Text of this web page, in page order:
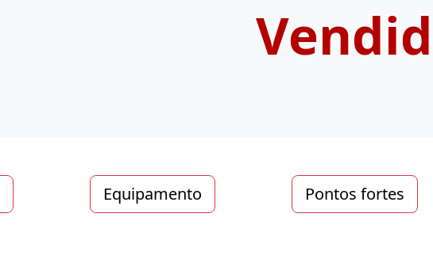
Equipamento Pontos fortes